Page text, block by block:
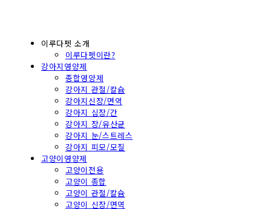
이루다펫 소개
이루다펫이란?
강아지영양제
종합영양제
강아지 관절/칼슘
강아지신장/면역
강아지 심장/간
강아지 장/유산균
강아지 눈/스트레스
강아지 피모/모질
고양이영양제
고양이전용
고양이 종합
고양이 관절/칼슘
고양이 신장/면역